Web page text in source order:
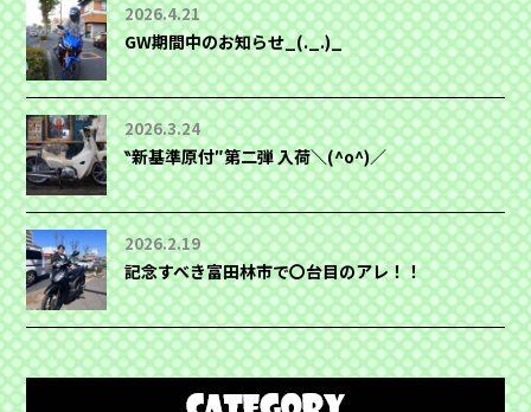
2026.4.21
GW期間中のお知らせ_(._.)_
2026.3.24
‶新基準原付″第二弾 入荷＼(^o^)／
2026.2.19
記念すべき富田林市で〇台目のアレ！！